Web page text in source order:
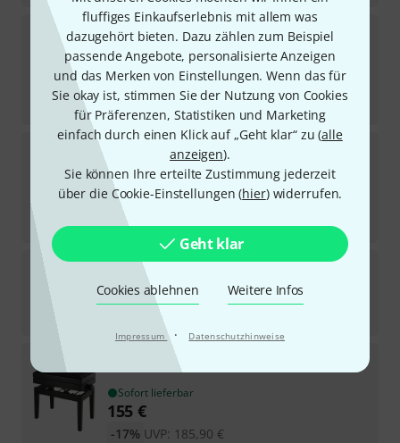
fluffiges Einkaufserlebnis mit allem was
dazugehört bieten. Dazu zählen zum Beispiel
passende Angebote, personalisierte Anzeigen
und das Merken von Einstellungen. Wenn das für
Sie okay ist, stimmen Sie der Nutzung von Cookies
für Präferenzen, Statistiken und Marketing
einfach durch einen Klick auf „Geht klar“ zu (alle
anzeigen).
Sie können Ihre erteilte Zustimmung jederzeit
über die Cookie-Einstellungen (hier) widerrufen.
Geht klar
Cookies ablehnen Weitere Infos
Impressum · Datenschutzhinweise
K&M 13975 Piano Bench
Sofort lieferbar
209€
UVP:257,90 €
-19%
13923 Piano Bench
Sofort lieferbar
129 €
UVP:156,90 €
-18%
K&M13921 Piano Bench
Sofort lieferbar
13956 Piano Bench
Sofort lieferbar
155 €
UVP: 185,90 €
-17%